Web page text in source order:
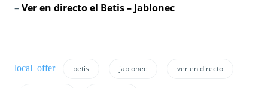
–Ver en directo el Betis – Jablonec
betis jablonec ver en directo